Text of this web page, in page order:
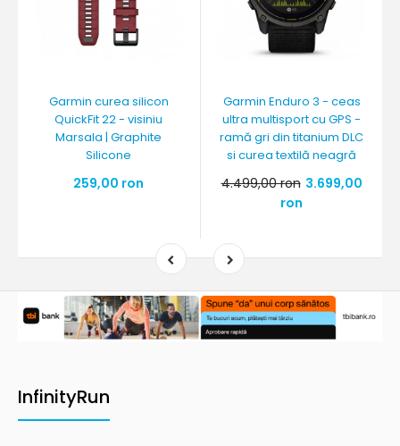
Garmin curea silicon
QuickFit 22 - visiniu
Marsala | Graphite
Silicone
259,00 ron
Garmin Enduro 3 - ceas
ultra multisport cu GPS -
ramă gri din titanium DLC
si curea textilă neagră
4.499,00 ron 3.699,00
ron
InfinityRun